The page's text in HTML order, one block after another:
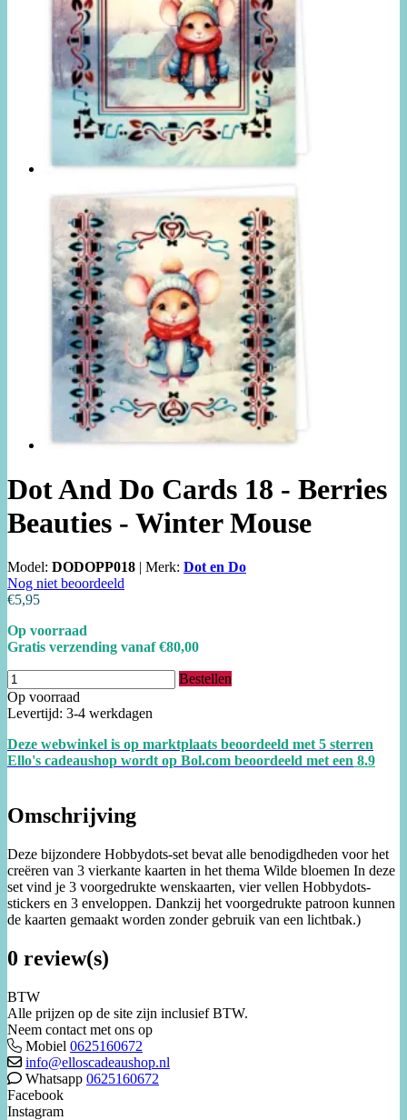
Dot And Do Cards 18 - Berries
Beauties - Winter Mouse
Model: DODOPP018 | Merk: Dot en Do
Nog niet beoordeeld
€5,95
Op voorraad
Gratis verzending vanaf €80,00
Bestellen
Op voorraad
Levertijd: 3-4 werkdagen
Deze webwinkel is op marktplaats beoordeeld met 5 sterren
Ello's cadeaushop wordt op Bol.com beoordeeld met een 8.9
Omschrijving
Deze bijzondere Hobbydots-set bevat alle benodigdheden voor het
creëren van 3 vierkante kaarten in het thema Wilde bloemen In deze
set vind je 3 voorgedrukte wenskaarten, vier vellen Hobbydots-
stickers en 3 enveloppen. Dankzij het voorgedrukte patroon kunnen
de kaarten gemaakt worden zonder gebruik van een lichtbak.)
0 review(s)
BTW
Alle prijzen op de site zijn inclusief BTW.
Neem contact met ons op
Mobiel 0625160672
info@elloscadeaushop.nl
Whatsapp 0625160672
Facebook
Instagram